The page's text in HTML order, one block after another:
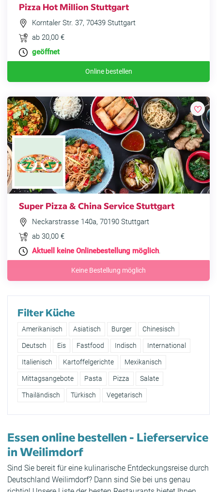
Pizza Hot Million Stuttgart
Korntaler Str. 37, 70439 Stuttgart
ab 20,00 €
geöffnet
Online bestellen
Super Pizza & China Service Stuttgart
Neckarstrasse 140a, 70190 Stuttgart
ab 30,00 €
Aktuell keine Onlinebestellung möglich.
Keine Bestellung möglich
Filter Küche
Amerikanisch Asiatisch Burger Chinesisch
Deutsch Eis Fastfood Indisch International
Italienisch Kartoffelgerichte Mexikanisch
Mittagsangebote Pasta Pizza Salate
Thailändisch Türkisch Vegetarisch
Essen online bestellen - Lieferservice
in Weilimdorf
Sind Sie bereit für eine kulinarische Entdeckungsreise durch
Deutschland Weilimdorf? Dann sind Sie bei uns genau